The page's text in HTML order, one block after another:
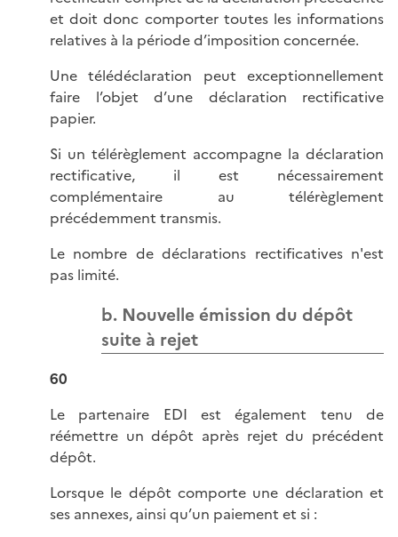
et doit donc comporter toutes les informations
relatives à la période d’imposition concernée.
Une télédéclaration peut exceptionnellement
faire l’objet d’une déclaration rectificative
papier.
Si un télérèglement accompagne la déclaration
rectificative, il est nécessairement
complémentaire au télérèglement
précédemment transmis.
Le nombre de déclarations rectificatives n'est
pas limité.
b. Nouvelle émission du dépôt
suite à rejet
60
Le partenaire EDI est également tenu de
réémettre un dépôt après rejet du précédent
dépôt.
Lorsque le dépôt comporte une déclaration et
ses annexes, ainsi qu’un paiement et si :